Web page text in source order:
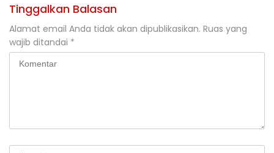
Tinggalkan Balasan
Alamat email Anda tidak akan dipublikasikan. Ruas yang
wajib ditandai *